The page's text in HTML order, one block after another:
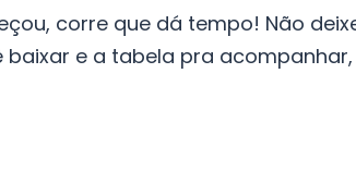
corre que dá tempo! Não
e a tabela pra acompanhar,